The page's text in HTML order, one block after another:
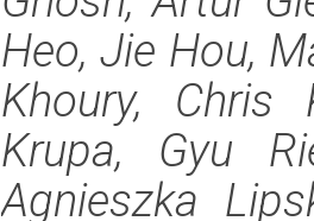
Heo, Jie Hou,
Khoury, Chris
Krupa, Gyu
Agnieszka